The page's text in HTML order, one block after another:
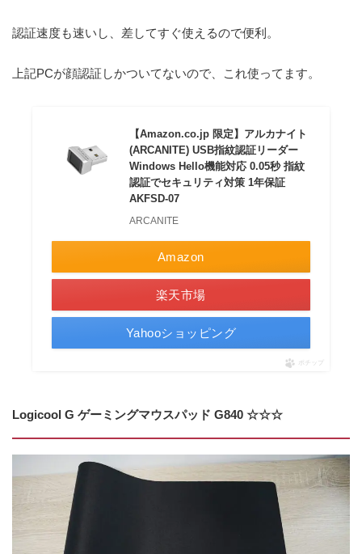
認証速度も速いし、差してすぐ使えるので便利。
上記PCが顔認証しかついてないので、これ使ってます。
【Amazon.co.jp 限定】アルカナイト
(ARCANITE) USB指紋認証リーダー
Windows Hello機能対応 0.05秒 指紋
認証でセキュリティ対策 1年保証
AKFSD-07
ARCANITE
Amazon
楽天市場
Yahooショッピング
ポチップ
Logicool G ゲーミングマウスパッド G840 ☆☆☆